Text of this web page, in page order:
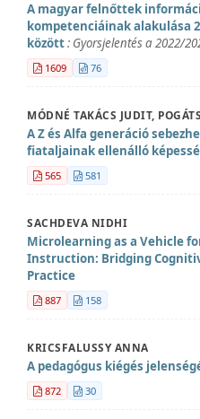
A magyar felnőttek
kompetenciáinak alakulása
között: Gyorsjelentés a 2022/
1609 76
MÓDNÉ TAKÁCS JUDIT,
A Z és Alfa generáció
fiataljainak ellenálló
565 581
SACHDEVA NIDHI
Microlearning as a Vehicle
Instruction: Bridging
Practice
887 158
KRICSFALUSSY ANNA
A pedagógus kiégés
872 30